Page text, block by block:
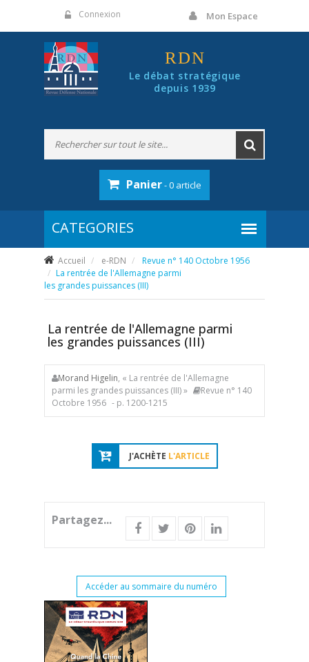
Connexion Mon Espace
RDN
Le débat stratégique
depuis 1939
Panier- 0 article
Accueil e-RDN
Revue n° 140 Octobre 1956
La rentrée de l'Allemagne parmi
les grandes puissances (III)
La rentrée de l'Allemagne parmi
les grandes puissances (III)
Morand Higelin, « La rentrée de l'Allemagne
parmi les grandes puissances (III) »
Revue n° 140
Octobre 1956 - p. 1200-1215
J'ACHÈTE L'ARTICLE
Partagez...
Accéder au sommaire du numéro